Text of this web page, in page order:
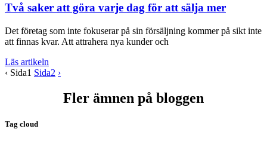
Två saker att göra varje dag för att sälja mer
Det företag som inte fokuserar på sin försäljning kommer på sikt inte
att finnas kvar. Att attrahera nya kunder och
Läs artikeln
‹ Sida1 Sida2 ›
Fler ämnen på bloggen
Tag cloud